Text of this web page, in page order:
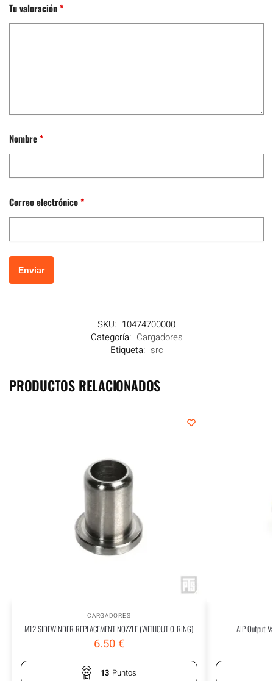
Tu valoración*
Nombre*
Correo electrónico*
SKU: 10474700000
Categoría: Cargadores
Etiqueta: src
PRODUCTOS RELACIONADOS
CARGADORES
M12 SIDEWINDER REPLACEMENT NOZZLE (WITHOUT O-RING)
6.50€
13 Puntos
AIP Output